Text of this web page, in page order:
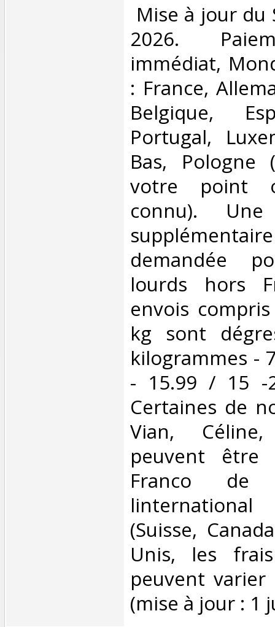
Mise à jour du
2026.
immédiat,
: France,
Belgique,
Portugal,
Bas, Pologne
votre point
connu). Une
demandée
lourds hors
envois
kg sont
kilogrammes -
- 15.99 / 15 -
Certaines de
Vian,
peuvent être
Franco de
(Suisse,
Unis, les
peuvent
(mise à jour : 1